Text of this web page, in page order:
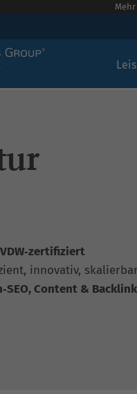
innovativ, skalierbar
Content &